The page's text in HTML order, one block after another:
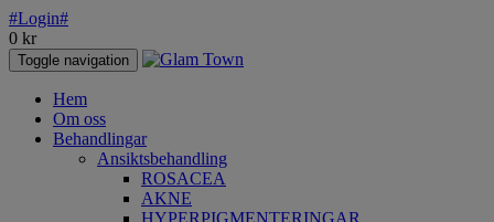
#Login#
0 kr
Toggle navigation
Hem
Om oss
Behandlingar
Ansiktsbehandling
ROSACEA
AKNE
HYPERPIGMENTERINGAR